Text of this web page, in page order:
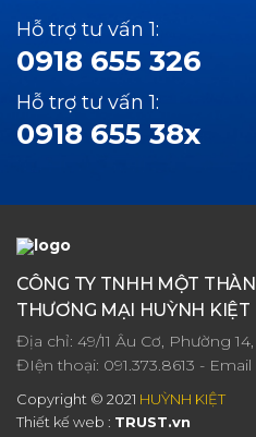
Hỗ trợ tư vấn 1:
0918 655 326
Hỗ trợ tư vấn 1:
0918 655 38x
CÔNG TY TNHH MỘT
THƯƠNG MẠI HUỲNH KIỆT
Địa chỉ: 49/11 Âu Cơ, Phường 14,
ĐIện thoại: 091.373.8613 - Email
Copyright © 2021 HUỲNH KIỆT
Thiết kế web : TRUST.vn